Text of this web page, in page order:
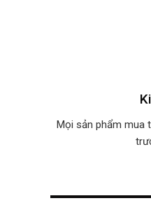
Mọi sản phẩm mua